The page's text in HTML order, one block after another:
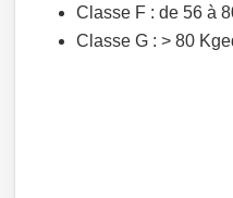
Classe F : de 56 à
Classe G : > 80